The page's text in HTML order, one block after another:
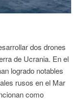
dos drones
de Ucrania. En el
logrado notables
rusos en el Mar
como